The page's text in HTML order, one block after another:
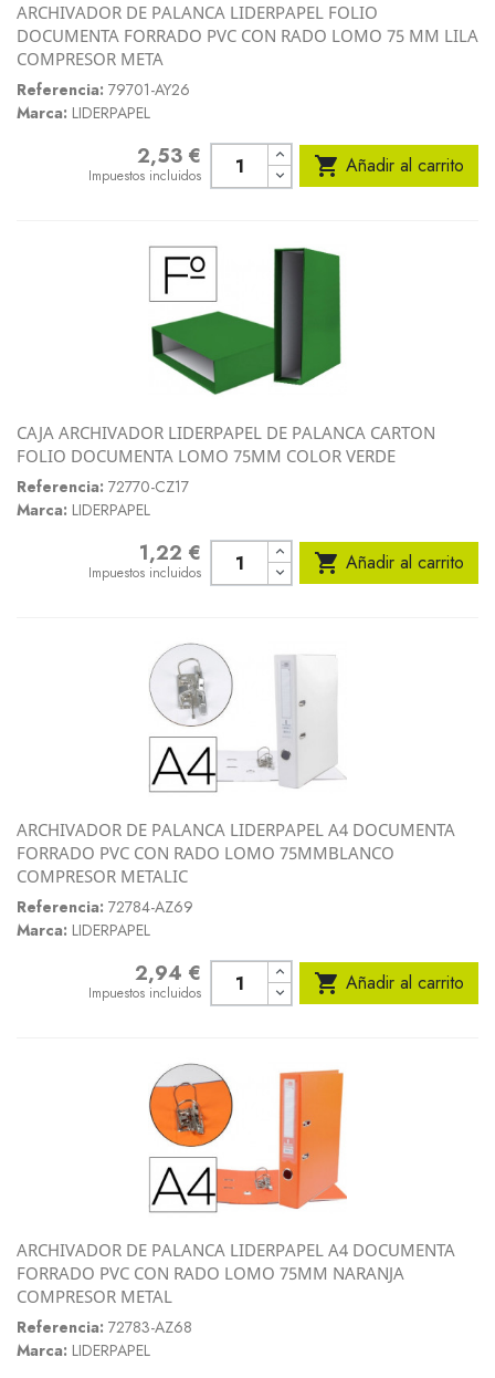
ARCHIVADOR DE PALANCA LIDERPAPEL FOLIO
DOCUMENTA FORRADO PVC CON RADO LOMO 75 MM LILA
COMPRESOR META
Referencia: 79701-AY26
Marca: LIDERPAPEL
2,53 €
Impuestos incluidos  Añadir al carrito
CAJA ARCHIVADOR LIDERPAPEL DE PALANCA CARTON
FOLIO DOCUMENTA LOMO 75MM COLOR VERDE
Referencia: 72770-CZ17
Marca: LIDERPAPEL
1,22 €
Impuestos incluidos  Añadir al carrito
ARCHIVADOR DE PALANCA LIDERPAPEL A4 DOCUMENTA
FORRADO PVC CON RADO LOMO 75MMBLANCO
COMPRESOR METALIC
Referencia: 72784-AZ69
Marca: LIDERPAPEL
2,94 €
Impuestos incluidos  Añadir al carrito
ARCHIVADOR DE PALANCA LIDERPAPEL A4 DOCUMENTA
FORRADO PVC CON RADO LOMO 75MM NARANJA
COMPRESOR METAL
Referencia: 72783-AZ68
Marca: LIDERPAPEL